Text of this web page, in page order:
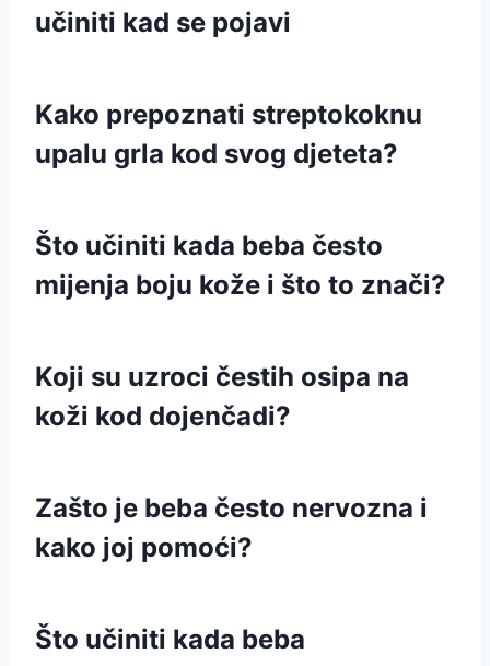
učiniti kad se pojavi
Kako prepoznati streptokoknu
upalu grla kod svog djeteta?
Što učiniti kada beba često
mijenja boju kože i što to znači?
Koji su uzroci čestih osipa na
koži kod dojenčadi?
Zašto je beba često nervozna i
kako joj pomoći?
Što učiniti kada beba